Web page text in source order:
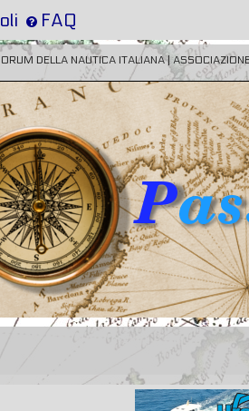
FAQ
DELLA NAUTICA ITALIANA |